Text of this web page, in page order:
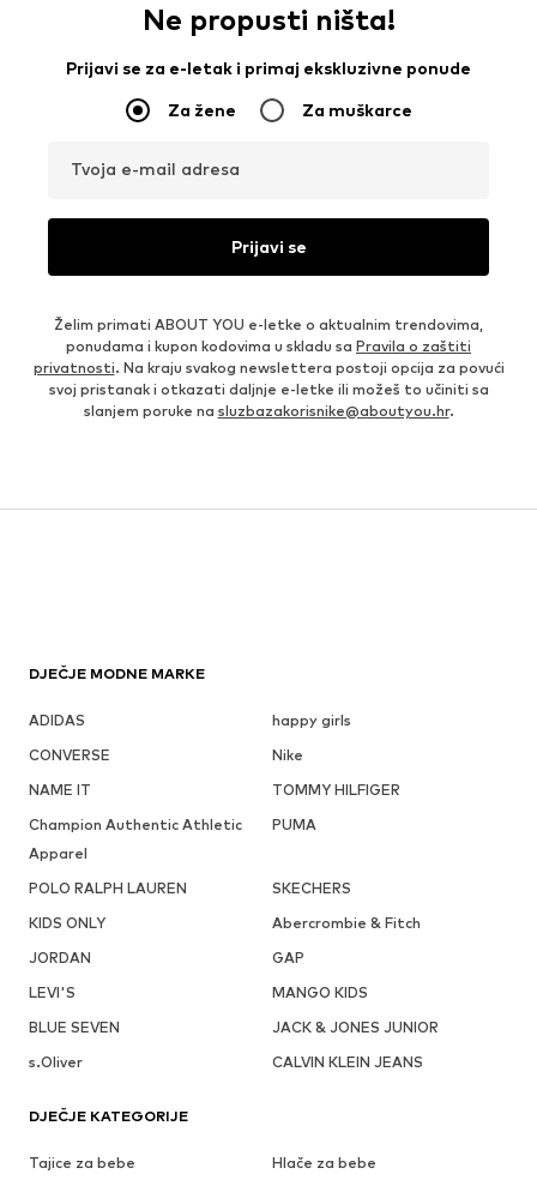
Ne propusti ništa!
Prijavi se za e-letak i primaj ekskluzivne ponude
Za žene Za muškarce
Tvoja e-mail adresa
Prijavi se
Želim primati ABOUT YOU e-letke o aktualnim trendovima,
ponudama i kupon kodovima u skladu sa Pravila o zaštiti
privatnosti. Na kraju svakog newslettera postoji opcija za povući
svoj pristanak i otkazati daljnje e-letke ili možeš to učiniti sa
slanjem poruke na sluzbazakorisnike@aboutyou.hr.
DJEČJE MODNE MARKE
ADIDAS
happy girls
CONVERSE
Nike
NAME IT
TOMMY HILFIGER
Champion Authentic Athletic
Apparel
PUMA
POLO RALPH LAUREN
SKECHERS
KIDS ONLY
Abercrombie & Fitch
JORDAN
GAP
LEVI'S
MANGO KIDS
BLUE SEVEN
JACK & JONES JUNIOR
s.Oliver
CALVIN KLEIN JEANS
DJEČJE KATEGORIJE
Tajice za bebe
Hlače za bebe